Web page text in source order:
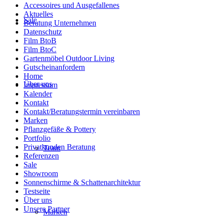
Sale
Über uns
Team
Marken
Accessoires und Ausgefallenes
Aktuelles
Beratung Unternehmen
Datenschutz
Film BtoB
Film BtoC
Gartenmöbel Outdoor Living
Gutscheinanfordern
Home
Impressum
Kalender
Kontakt
Kontakt/Beratungstermin vereinbaren
Marken
Pflanzgefäße & Pottery
Portfolio
Privatkunden Beratung
Referenzen
Sale
Showroom
Sonnenschirme & Schattenarchitektur
Testseite
Über uns
Unsere Partner